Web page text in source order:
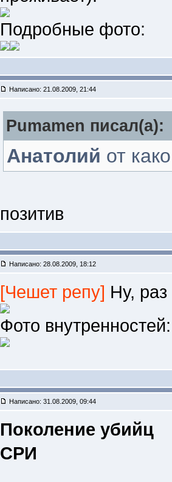
Подробные фото:
Написано: 21.08.2009, 21:44
Pumamen писал(a):
Анатолий от
позитив
Написано: 28.08.2009, 18:12
[Чешет репу] Ну,
Фото внутренностей:
Написано: 31.08.2009, 09:44
Поколение убийц
СРИ